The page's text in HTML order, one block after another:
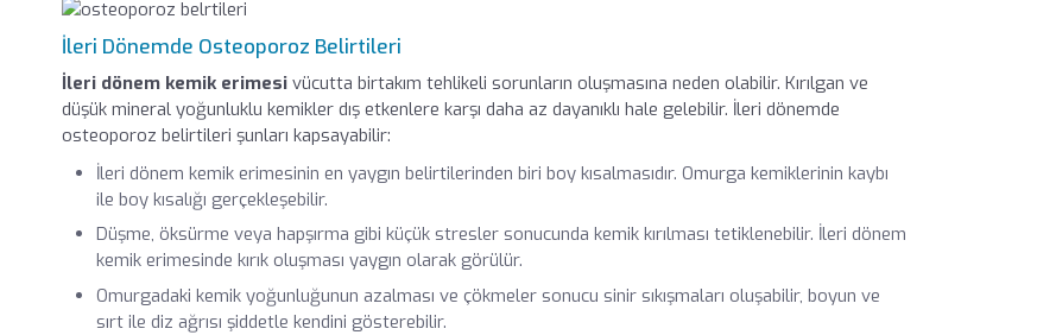
İleri Dönemde Osteoporoz Belirtileri
İleri dönem kemik erimesivücutta birtakım tehlikeli sorunların oluşmasına neden olabilir. Kırılgan ve
düşük mineral yoğunluklu kemikler dış etkenlere karşı daha az dayanıklı hale gelebilir. İleri dönemde
osteoporoz belirtileri şunları kapsayabilir:
İleri dönem kemik erimesinin en yaygın belirtilerinden biri boy kısalmasıdır. Omurga kemiklerinin kaybı
ile boy kısalığı gerçekleşebilir.
Düşme, öksürme veya hapşırma gibi küçük stresler sonucunda kemik kırılması tetiklenebilir. İleri dönem
kemik erimesinde kırık oluşması yaygın olarak görülür.
Omurgadaki kemik yoğunluğunun azalması ve çökmeler sonucu sinir sıkışmaları oluşabilir, boyun ve
sırt ile diz ağrısı şiddetle kendini gösterebilir.